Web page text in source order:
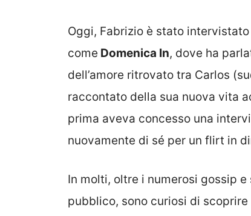
Oggi, Fabrizio è stato
come Domenica In, dove ha
dell’amore ritrovato tra Carlos
raccontato della sua nuova vita
prima aveva concesso una
nuovamente di sé per un flirt in
In molti, oltre i numerosi gossip
pubblico, sono curiosi di